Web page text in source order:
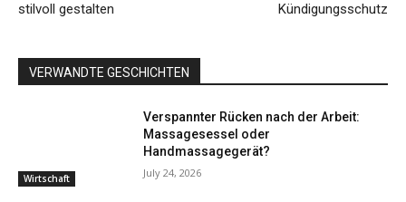
stilvoll gestalten
Kündigungsschutz
VERWANDTE GESCHICHTEN
Wirtschaft
Verspannter Rücken nach der Arbeit:
Massagesessel oder
Handmassagegerät?
July 24, 2026